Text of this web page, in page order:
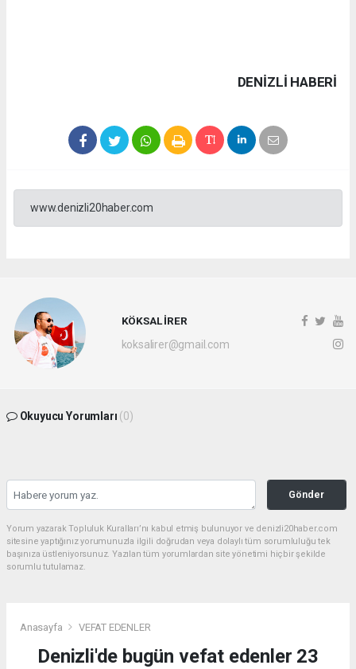
DENIZLI HABERİ
www.denizli20haber.com
KÖKSAL İRER
koksalirer@gmail.com
Okuyucu Yorumları (0)
Gönder
Yorum yazarak Topluluk Kuralları’nı kabul etmiş bulunuyor ve denizli20haber.com
sitesine yaptığınız yorumunuzla ilgili doğrudan veya dolaylı tüm sorumluluğu tek
başınıza üstleniyorsunuz. Yazılan tüm yorumlardan site yönetimi hiçbir şekilde
sorumlu tutulamaz.
Anasayfa VEFAT EDENLER
Denizli'de bugün vefat edenler 23